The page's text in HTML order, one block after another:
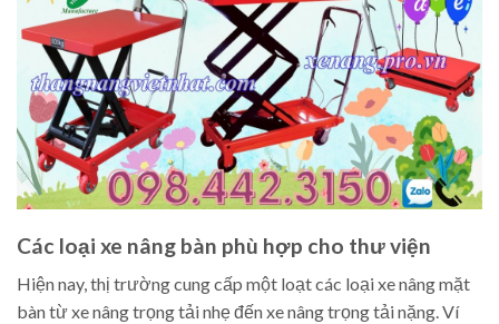
Các loại xe nâng bàn phù hợp cho thư viện
Hiện nay, thị trường cung cấp một loạt các loại xe nâng mặt
bàn từ xe nâng trọng tải nhẹ đến xe nâng trọng tải nặng. Ví